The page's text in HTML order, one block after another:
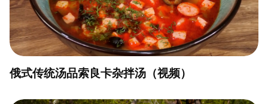
俄式传统汤品索良卡杂拌汤（视频）